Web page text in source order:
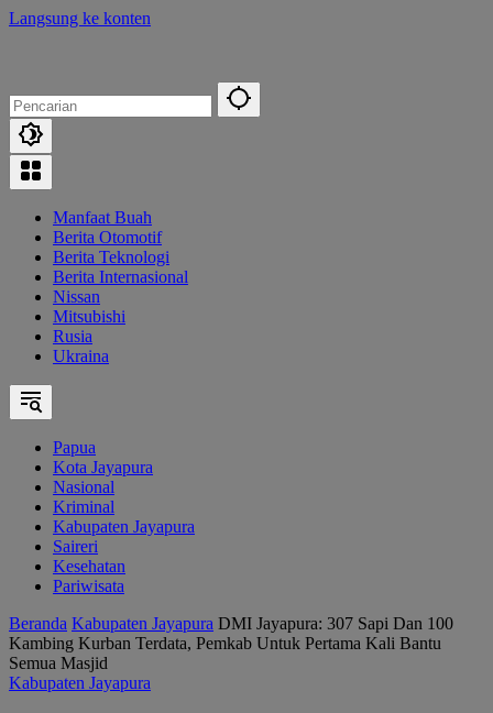
Langsung ke konten
Manfaat Buah
Berita Otomotif
Berita Teknologi
Berita Internasional
Nissan
Mitsubishi
Rusia
Ukraina
Papua
Kota Jayapura
Nasional
Kriminal
Kabupaten Jayapura
Saireri
Kesehatan
Pariwisata
Beranda Kabupaten Jayapura DMI Jayapura: 307 Sapi Dan 100
Kambing Kurban Terdata, Pemkab Untuk Pertama Kali Bantu
Semua Masjid
Kabupaten Jayapura